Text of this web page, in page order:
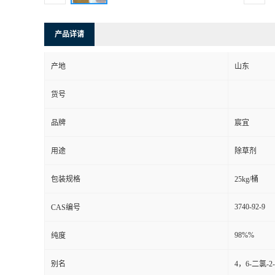
产品详请
产地 山东
货号
品牌 宸宜
用途 除草剂
包装规格 25kg/桶
CAS编号 3740-92-9
纯度 98%%
别名 4，6-二氯-